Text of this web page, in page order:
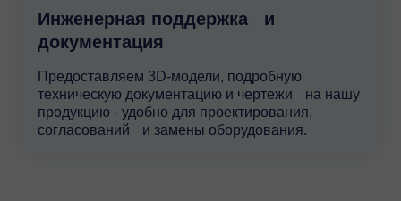
Инженерная поддержка и
документация
Предоставляем 3D-модели, подробную
техническую документацию и чертежи на нашу
продукцию - удобно для проектирования,
согласований и замены оборудования.